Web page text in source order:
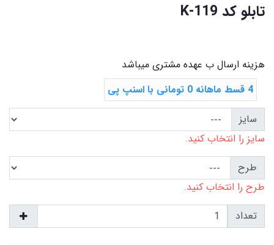
تابلو کد K-119
هزینه ارسال ب عهده مشتری میباشد
4 قسط ماهانه 0 تومانی با اسنپ ‌پی
سایز
سایز را انتخاب کنید.
طرح
طرح را انتخاب کنید.
تعداد